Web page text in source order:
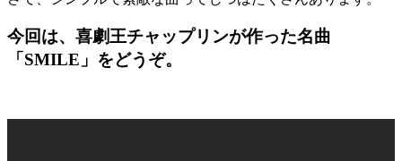
今回は、喜劇王チャップリンが作った名曲
「 SMILE 」 をどうぞ。